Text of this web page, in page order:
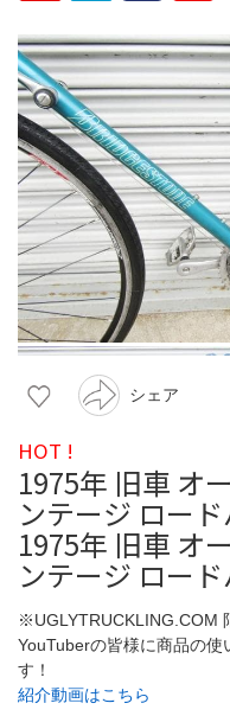
シェア
HOT !
1975年 旧車 オ
ンテージ ロー
1975年 旧車 オ
ンテージ ロー
※UGLYTRUCKLING.COM
YouTuberの皆様に商品の使
す！
紹介動画はこちら